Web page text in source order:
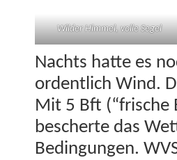
Wilder Him­mel, volle Segel
Nachts hat­te es
ordentlich Wind.
Mit 5 Bft (“frische
bescherte das
Bedin­gun­gen.